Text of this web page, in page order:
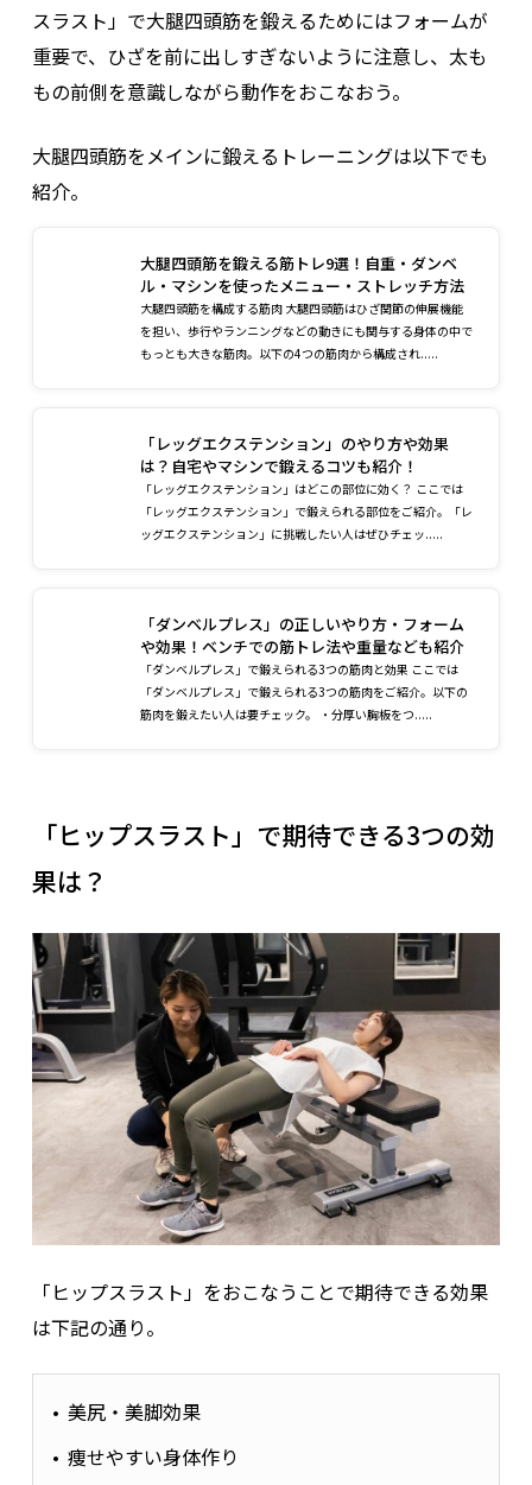
スラスト」で大腿四頭筋を鍛えるためにはフォームが
重要で、ひざを前に出しすぎないように注意し、太も
もの前側を意識しながら動作をおこなおう。
大腿四頭筋をメインに鍛えるトレーニングは以下でも
紹介。
大腿四頭筋を鍛える筋トレ9選！自重・ダンベ
ル・マシンを使ったメニュー・ストレッチ方法
大腿四頭筋を構成する筋肉 大腿四頭筋はひざ関節の伸展機能
を担い、歩行やランニングなどの動きにも関与する身体の中で
もっとも大きな筋肉。以下の4つの筋肉から構成され.....
「レッグエクステンション」のやり方や効果
は？自宅やマシンで鍛えるコツも紹介！
「レッグエクステンション」はどこの部位に効く？ ここでは
「レッグエクステンション」で鍛えられる部位をご紹介。「レ
ッグエクステンション」に挑戦したい人はぜひチェッ.....
「ダンベルプレス」の正しいやり方・フォーム
や効果！ベンチでの筋トレ法や重量なども紹介
「ダンベルプレス」で鍛えられる3つの筋肉と効果 ここでは
「ダンベルプレス」で鍛えられる3つの筋肉をご紹介。以下の
筋肉を鍛えたい人は要チェック。 ・分厚い胸板をつ.....
「ヒップスラスト」で期待できる3つの効
果は？
「ヒップスラスト」をおこなうことで期待できる効果
は下記の通り。
美尻・美脚効果
痩せやすい身体作り